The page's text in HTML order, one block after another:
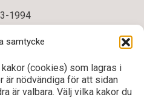
samtycke
(cookies) som lagras i
är nödvändiga för att sidan
är valbara. Välj vilka kakor du
1994
Sylwia Gozdek,
Annie Svensson,